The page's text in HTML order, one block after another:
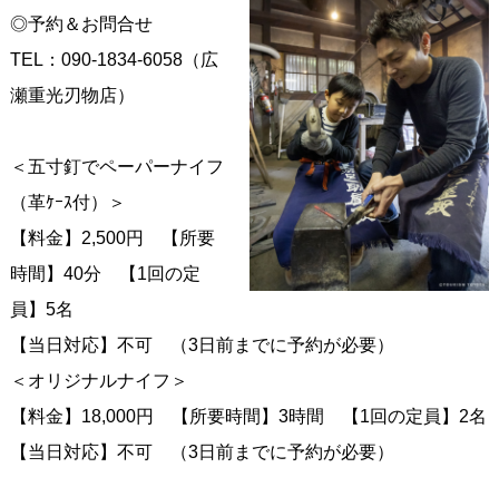
◎予約＆お問合せ
TEL：090-1834-6058（広
瀬重光刃物店）
＜五寸釘でペーパーナイフ
（革ｹｰｽ付）＞
【料金】2,500円 【所要
時間】40分 【1回の定
員】5名
【当日対応】不可 （3日前までに予約が必要）
＜オリジナルナイフ＞
【料金】18,000円 【所要時間】3時間 【1回の定員】2名
【当日対応】不可 （3日前までに予約が必要）